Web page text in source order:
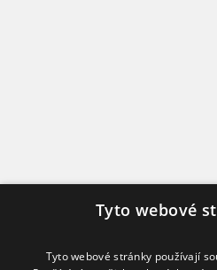
Tyto webové
Tyto webové stránky používají